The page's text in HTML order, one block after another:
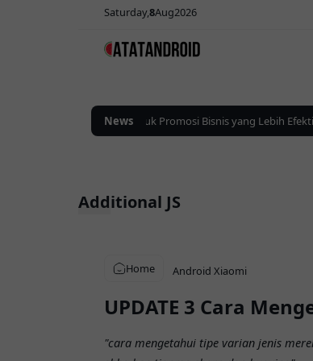
Saturday8Aug2026
News
Solusi Iklan Digital untuk Promosi Bisnis yang Lebih Efektif
Home Android Xiaomi
UPDATE 3 Cara
"cara mengetahui tipe varian jenis
Additional JS